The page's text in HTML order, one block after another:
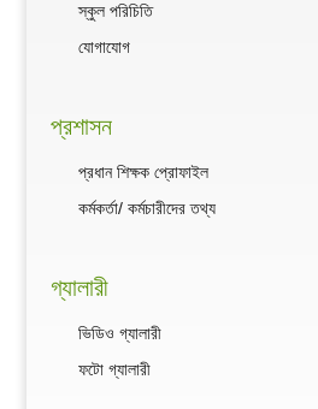
স্কুল পরিচিতি
যোগাযোগ
প্রশাসন
প্রধান শিক্ষক প্রোফাইল
কর্মকর্তা/ কর্মচারীদের তথ্য
গ্যালারী
ভিডিও গ্যালারী
ফটো গ্যালারী